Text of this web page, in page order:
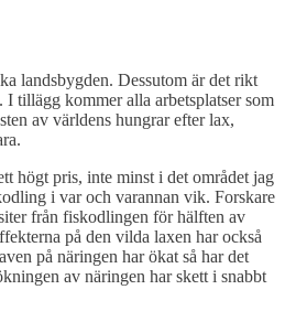
landsbygden. Dessutom är det rikt
I tillägg kommer alla arbetsplatser som
av världens hungrar efter lax,
högt pris, inte minst i det området jag
i var och varannan vik. Forskare
från fiskodlingen för hälften av
på den vilda laxen har också
på näringen har ökat så har det
av näringen har skett i snabbt